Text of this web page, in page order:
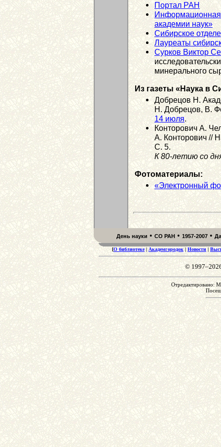
Портал РАН
Информационная
академии наук»
Сибирское
Лауреаты
Сурков Виктор
минерального
Из газеты «Наука в
Добрецов Н.
Н. Добрецов, В.
14 июля.
Конторович А.
А. Конторович //
С. 5.
К 80-летию со
Фотоматериалы:
«Электронный
День науки • СО РАН • 1957-2007 •
[О библиотеке| Академгородок| Новости |
©
Отредактировано: